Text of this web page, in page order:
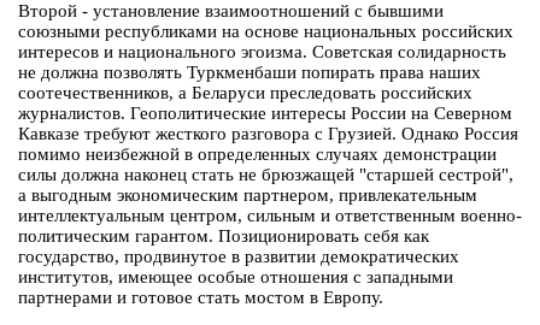
Второй - установление взаимоотношений с бывшими
союзными республиками на основе национальных российских
интересов и национального эгоизма. Советская солидарность
не должна позволять Туркменбаши попирать права наших
соотечественников, а Беларуси преследовать российских
журналистов. Геополитические интересы России на Северном
Кавказе требуют жесткого разговора с Грузией. Однако Россия
помимо неизбежной в определенных случаях демонстрации
силы должна наконец стать не брюзжащей "старшей сестрой",
а выгодным экономическим партнером, привлекательным
интеллектуальным центром, сильным и ответственным военно-
политическим гарантом. Позиционировать себя как
государство, продвинутое в развитии демократических
институтов, имеющее особые отношения с западными
партнерами и готовое стать мостом в Европу.